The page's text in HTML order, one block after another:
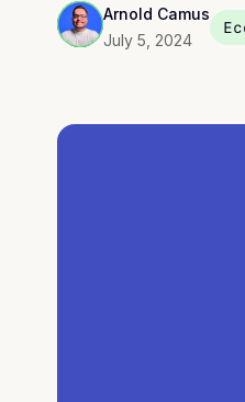
Arnold Camus
July 5, 2024